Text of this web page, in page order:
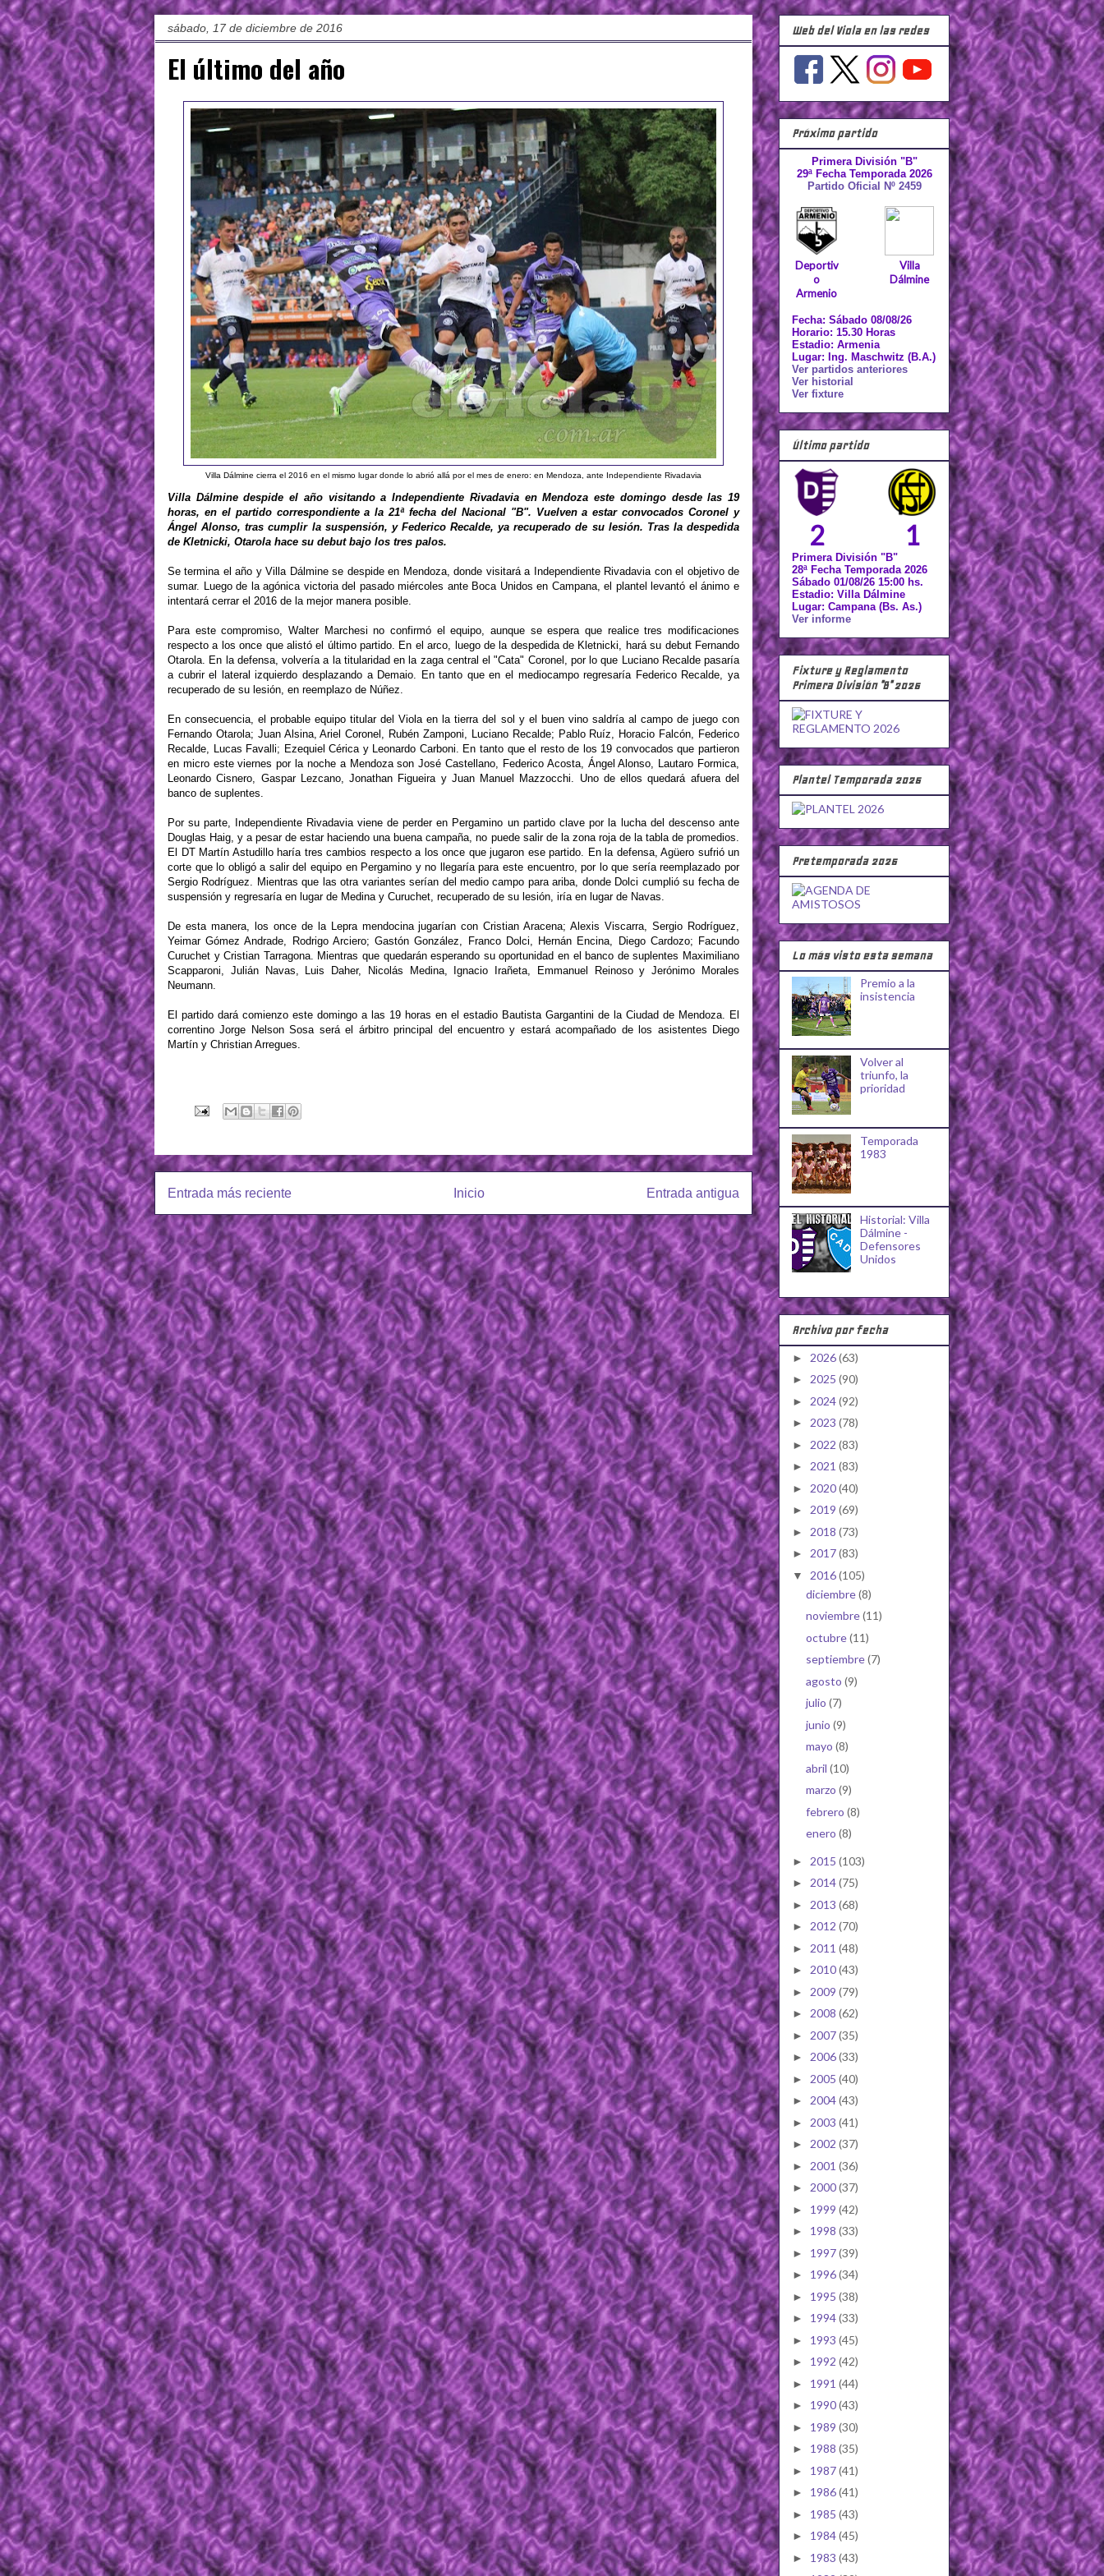
sábado, 17 de diciembre de 2016
El último del año
Villa Dálmine cierra el 2016 en el mismo lugar donde lo abrió allá por el mes de enero: en Mendoza, ante Independiente Rivadavia
Villa Dálmine despide el año visitando a Independiente Rivadavia en Mendoza este domingo desde las 19
horas, en el partido correspondiente a la 21ª fecha del Nacional "B". Vuelven a estar convocados Coronel y
Ángel Alonso, tras cumplir la suspensión, y Federico Recalde, ya recuperado de su lesión. Tras la despedida
de Kletnicki, Otarola hace su debut bajo los tres palos.
Se termina el año y Villa Dálmine se despide en Mendoza, donde visitará a Independiente Rivadavia con el objetivo de
sumar. Luego de la agónica victoria del pasado miércoles ante Boca Unidos en Campana, el plantel levantó el ánimo e
intentará cerrar el 2016 de la mejor manera posible.
Para este compromiso, Walter Marchesi no confirmó el equipo, aunque se espera que realice tres modificaciones
respecto a los once que alistó el último partido. En el arco, luego de la despedida de Kletnicki, hará su debut Fernando
Otarola. En la defensa, volvería a la titularidad en la zaga central el "Cata" Coronel, por lo que Luciano Recalde pasaría
a cubrir el lateral izquierdo desplazando a Demaio. En tanto que en el mediocampo regresaría Federico Recalde, ya
recuperado de su lesión, en reemplazo de Núñez.
En consecuencia, el probable equipo titular del Viola en la tierra del sol y el buen vino saldría al campo de juego con
Fernando Otarola; Juan Alsina, Ariel Coronel, Rubén Zamponi, Luciano Recalde; Pablo Ruíz, Horacio Falcón, Federico
Recalde, Lucas Favalli; Ezequiel Cérica y Leonardo Carboni. En tanto que el resto de los 19 convocados que partieron
en micro este viernes por la noche a Mendoza son José Castellano, Federico Acosta, Ángel Alonso, Lautaro Formica,
Leonardo Cisnero, Gaspar Lezcano, Jonathan Figueira y Juan Manuel Mazzocchi. Uno de ellos quedará afuera del
banco de suplentes.
Por su parte, Independiente Rivadavia viene de perder en Pergamino un partido clave por la lucha del descenso ante
Douglas Haig, y a pesar de estar haciendo una buena campaña, no puede salir de la zona roja de la tabla de promedios.
El DT Martín Astudillo haría tres cambios respecto a los once que jugaron ese partido. En la defensa, Agüero sufrió un
corte que lo obligó a salir del equipo en Pergamino y no llegaría para este encuentro, por lo que sería reemplazado por
Sergio Rodríguez. Mientras que las otra variantes serían del medio campo para ariba, donde Dolci cumplió su fecha de
suspensión y regresaría en lugar de Medina y Curuchet, recuperado de su lesión, iría en lugar de Navas.
De esta manera, los once de la Lepra mendocina jugarían con Cristian Aracena; Alexis Viscarra, Sergio Rodríguez,
Yeimar Gómez Andrade, Rodrigo Arciero; Gastón González, Franco Dolci, Hernán Encina, Diego Cardozo; Facundo
Curuchet y Cristian Tarragona. Mientras que quedarán esperando su oportunidad en el banco de suplentes Maximiliano
Scapparoni, Julián Navas, Luis Daher, Nicolás Medina, Ignacio Irañeta, Emmanuel Reinoso y Jerónimo Morales
Neumann.
El partido dará comienzo este domingo a las 19 horas en el estadio Bautista Gargantini de la Ciudad de Mendoza. El
correntino Jorge Nelson Sosa será el árbitro principal del encuentro y estará acompañado de los asistentes Diego
Martín y Christian Arregues.
Entrada más reciente Entrada antigua
Inicio
Web del Viola en las redes
Próximo partido
Primera División "B"
29ª Fecha Temporada 2026
Partido Oficial Nº 2459
Deportiv
o
Armenio
Villa
Dálmine
Fecha: Sábado 08/08/26
Horario: 15.30 Horas
Estadio: Armenia
Lugar: Ing. Maschwitz (B.A.)
Ver partidos anteriores
Ver historial
Ver fixture
Último partido
2 1
Primera División "B"
28ª Fecha Temporada 2026
Sábado 01/08/26 15:00 hs.
Estadio: Villa Dálmine
Lugar: Campana (Bs. As.)
Ver informe
Fixture y Reglamento
Primera División "B" 2026
Plantel Temporada 2026
Pretemporada 2026
Lo más visto esta semana
Premio a la
insistencia
Volver al
triunfo, la
prioridad
Temporada
1983
Historial: Villa
Dálmine -
Defensores
Unidos
Archivo por fecha
► 2026(63)
► 2025 (90)
► 2024(92)
► 2023 (78)
► 2022 (83)
► 2021 (83)
► 2020(40)
► 2019 (69)
► 2018 (73)
► 2017(83)
▼ 2016(105)
diciembre(8)
noviembre(11)
octubre(11)
septiembre(7)
agosto (9)
julio (7)
junio (9)
mayo (8)
abril (10)
marzo (9)
febrero (8)
enero (8)
► 2015 (103)
► 2014(75)
► 2013 (68)
► 2012 (70)
► 2011 (48)
► 2010(43)
► 2009 (79)
► 2008 (62)
► 2007(35)
► 2006(33)
► 2005 (40)
► 2004(43)
► 2003 (41)
► 2002 (37)
► 2001 (36)
► 2000(37)
► 1999 (42)
► 1998 (33)
► 1997(39)
► 1996(34)
► 1995 (38)
► 1994(33)
► 1993 (45)
► 1992 (42)
► 1991 (44)
► 1990(43)
► 1989 (30)
► 1988 (35)
► 1987(41)
► 1986(41)
► 1985 (43)
► 1984(45)
► 1983 (43)